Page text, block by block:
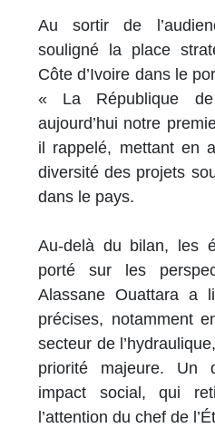
Au sortir de
souligné la place
Côte d’Ivoire dans le
« La République
aujourd’hui notre
il rappelé, mettant en
diversité des projets
dans le pays.
Au-delà du bilan, les
porté sur les
Alassane Ouattara a
précises, notamment
secteur de
priorité majeure. Un
impact social, qui
l’attention du chef de